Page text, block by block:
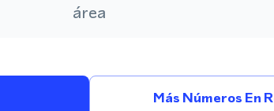
área
Más Números En